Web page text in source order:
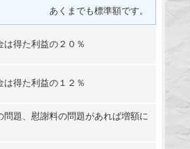
あくまでも標準額です。
は得た利益の２０％
は得た利益の１２％
問題、慰謝料の問題があれば増額に